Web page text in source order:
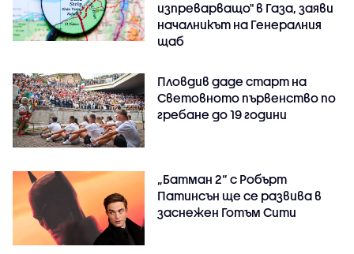
изпреварващо" в Газа, заяви
началникът на Генералния
щаб
Пловдив даде старт на
Световното първенство по
гребане до 19 години
„Батман 2“ с Робърт
Патинсън ще се развива в
заснежен Готъм Сити